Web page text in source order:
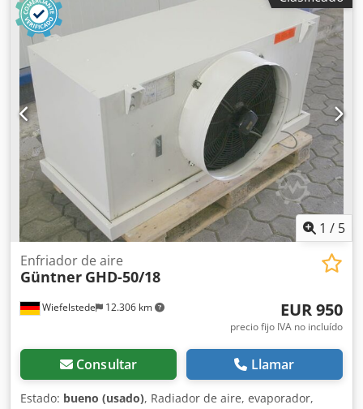
Precio: por unidad -Dimensiones: 1000/1700/A320 mm -
Peso: 94 kg/unidad
1 / 5
Wiefelstede 12.306 km
Enfriador de aire
Güntner GHD-50/18
EUR 950
precio fijo IVA no incluído
Consultar Llamar
Estado: bueno (usado), Radiador de aire, evaporador,